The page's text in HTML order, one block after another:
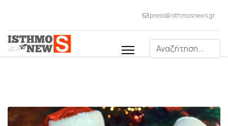
press@isthmosnews.gr
Αναζήτηση